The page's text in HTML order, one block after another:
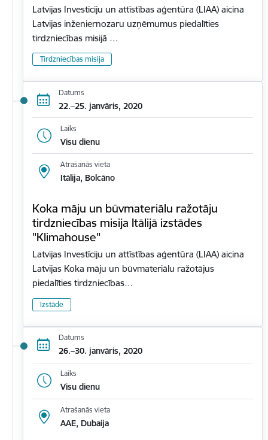
Latvijas Investīciju un attīstības aģentūra (LIAA) aicina
Latvijas inženiernozaru uzņēmumus piedalīties
tirdzniecības misijā …
Tirdzniecības misija
Datums
22.–25. janvāris, 2020
Laiks
Visu dienu
Atrašanās vieta
Itālija, Bolcāno
Koka māju un būvmateriālu ražotāju
tirdzniecības misija Itālijā izstādes
"Klimahouse"
Latvijas Investīciju un attīstības aģentūra (LIAA) aicina
Latvijas Koka māju un būvmateriālu ražotājus
piedalīties tirdzniecības…
Izstāde
Datums
26.–30. janvāris, 2020
Laiks
Visu dienu
Atrašanās vieta
AAE, Dubaija